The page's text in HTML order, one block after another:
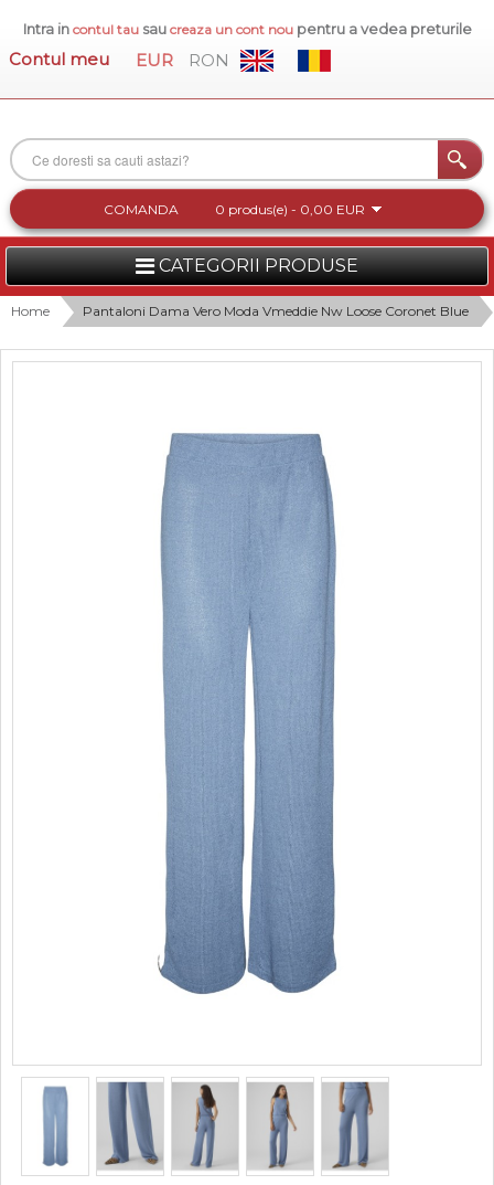
Intra in contul tausau creaza un cont nou pentru a vedea preturile
Contul meu EUR RON
COMANDA 0 produs(e) - 0,00 EUR
CATEGORII PRODUSE
FEMEI
BARBATI
Home Pantaloni Dama Vero Moda Vmeddie Nw Loose Coronet Blue